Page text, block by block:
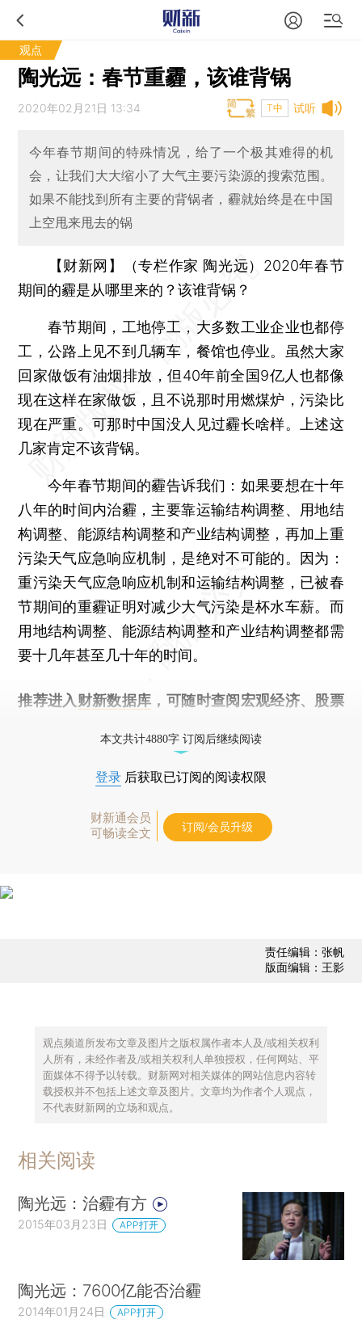
观点
陶光远：春节重霾，该谁背锅
试听
2020年02月21日 13:34 T中
今年春节期间的特殊情况，给了一个极其难得的机
会，让我们大大缩小了大气主要污染源的搜索范围。
如果不能找到所有主要的背锅者，霾就始终是在中国
上空甩来甩去的锅
【财新网】（专栏作家 陶光远） 2020年春节
期间的霾是从哪里来的？该谁背锅？
春节期间，工地停工，大多数工业企业也都停
工，公路上见不到几辆车，餐馆也停业。虽然大家
回家做饭有油烟排放，但40年前全国9亿人也都像
现在这样在家做饭，且不说那时用燃煤炉，污染比
现在严重。可那时中国没人见过霾长啥样。上述这
几家肯定不该背锅。
今年春节期间的霾告诉我们：如果要想在十年
八年的时间内治霾，主要靠运输结构调整、用地结
构调整、能源结构调整和产业结构调整，再加上重
污染天气应急响应机制，是绝对不可能的。因为：
重污染天气应急响应机制和运输结构调整，已被春
节期间的重霾证明对减少大气污染是杯水车薪。而
用地结构调整、能源结构调整和产业结构调整都需
要十几年甚至几十年的时间。
推荐进入 财新数据库 ，可随时查阅宏观经济、股票
本文共计4880字 订阅后继续阅读
登录 后获取已订阅的阅读权限
财新通会员
可畅读全文
订阅/会员升级
责任编辑：张帆
版面编辑：王影
观点频道所发布文章及图片之版权属作者本人及/或相关权利
人所有，未经作者及/或相关权利人单独授权，任何网站、平
面媒体不得予以转载。财新网对相关媒体的网站信息内容转
载授权并不包括上述文章及图片。文章均为作者个人观点，
不代表财新网的立场和观点。
相关阅读
陶光远：治霾有方
2015年03月23日 APP打开
陶光远：7600亿能否治霾
2014年01月24日 APP打开